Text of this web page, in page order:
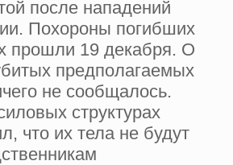
после нападений
Похороны погибших
прошли 19 декабря. О
предполагаемых
не сообщалось.
структурах
что их тела не будут